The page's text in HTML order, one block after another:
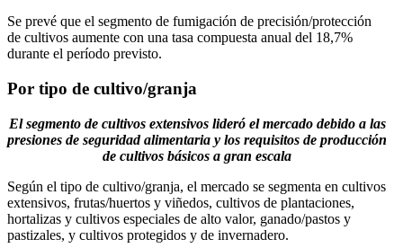
Se prevé que el segmento de fumigación de precisión/protección
de cultivos aumente con una tasa compuesta anual del 18,7%
durante el período previsto.
Por tipo de cultivo/granja
El segmento de cultivos extensivos lideró el mercado debido a las
presiones de seguridad alimentaria y los requisitos de producción
de cultivos básicos a gran escala
Según el tipo de cultivo/granja, el mercado se segmenta en cultivos
extensivos, frutas/huertos y viñedos, cultivos de plantaciones,
hortalizas y cultivos especiales de alto valor, ganado/pastos y
pastizales, y cultivos protegidos y de invernadero.